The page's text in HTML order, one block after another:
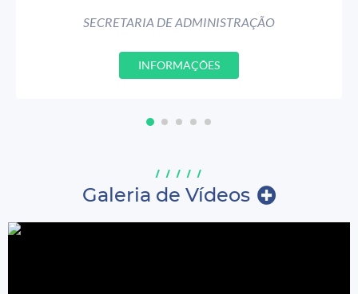
SECRETARIA DE ADMINISTRAÇÃO
INFORMAÇÕES
Galeria de Vídeos